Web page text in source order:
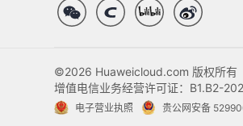
©2026 Huaweicloud.com 版权所有
增值电信业务经营许可证：B1.B2-
电子营业执照 贵公网安备